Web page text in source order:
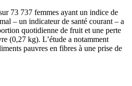
73 737 femmes ayant un indice de
– un indicateur de santé courant – a
quotidienne de fruit et une perte
(0,27 kg). L’étude a notamment
pauvres en fibres à une prise de